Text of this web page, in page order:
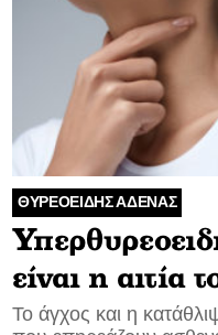
ΘΥΡΕΟΕΙΔΗΣ ΑΔΕΝΑΣ
είναι η αιτία
Το άγχος και η